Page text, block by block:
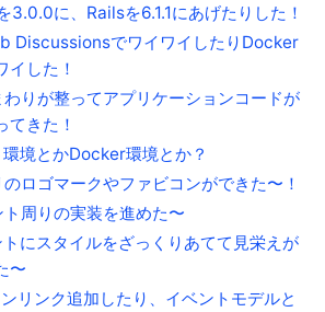
3.0.0に、Railsを6.1.1にあげたりした！
DiscussionsでワイワイしたりDocker
イした！
わりが整ってアプリケーションコードが
てきた！
境とかDocker環境とか？
のロゴマークやファビコンができた〜！
ト周りの実装を進めた〜
にスタイルをざっくりあてて見栄えが
〜
リンク追加したり、イベントモデルと